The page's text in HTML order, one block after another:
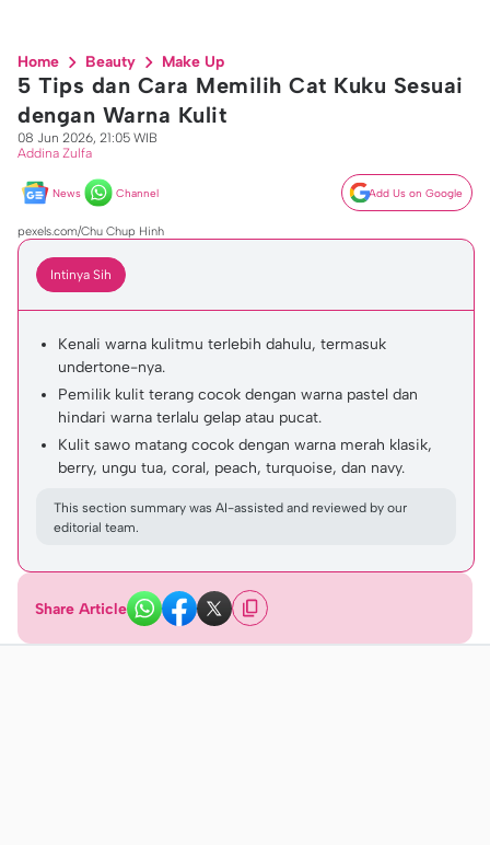
Home Beauty Make Up
5 Tips dan Cara Memilih Cat Kuku Sesuai
dengan Warna Kulit
08 Jun 2026, 21:05 WIB
Addina Zulfa
News Channel Add Us on Google
pexels.com/Chu Chup Hinh
Intinya Sih
Kenali warna kulitmu terlebih dahulu, termasuk
undertone-nya.
Pemilik kulit terang cocok dengan warna pastel dan
hindari warna terlalu gelap atau pucat.
Kulit sawo matang cocok dengan warna merah klasik,
berry, ungu tua, coral, peach, turquoise, dan navy.
This section summary was AI-assisted and reviewed by our
editorial team.
Share Article